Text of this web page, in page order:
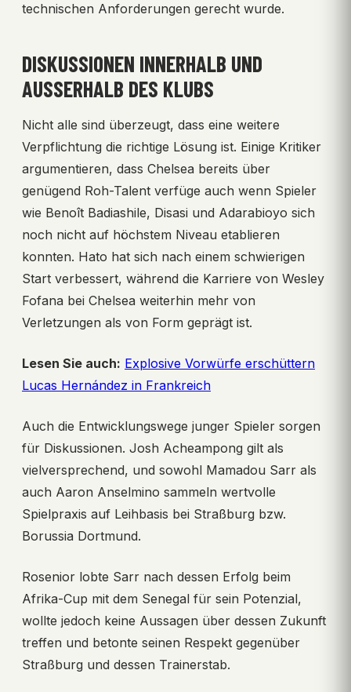
technischen Anforderungen gerecht wurde.
DISKUSSIONEN INNERHALB UND
AUSSERHALB DES KLUBS
Nicht alle sind überzeugt, dass eine weitere
Verpflichtung die richtige Lösung ist. Einige Kritiker
argumentieren, dass Chelsea bereits über
genügend Roh-Talent verfüge auch wenn Spieler
wie Benoît Badiashile, Disasi und Adarabioyo sich
noch nicht auf höchstem Niveau etablieren
konnten. Hato hat sich nach einem schwierigen
Start verbessert, während die Karriere von Wesley
Fofana bei Chelsea weiterhin mehr von
Verletzungen als von Form geprägt ist.
Lesen Sie auch: Explosive Vorwürfe erschüttern
Lucas Hernández in Frankreich
Auch die Entwicklungswege junger Spieler sorgen
für Diskussionen. Josh Acheampong gilt als
vielversprechend, und sowohl Mamadou Sarr als
auch Aaron Anselmino sammeln wertvolle
Spielpraxis auf Leihbasis bei Straßburg bzw.
Borussia Dortmund.
Rosenior lobte Sarr nach dessen Erfolg beim
Afrika-Cup mit dem Senegal für sein Potenzial,
wollte jedoch keine Aussagen über dessen Zukunft
treffen und betonte seinen Respekt gegenüber
Straßburg und dessen Trainerstab.